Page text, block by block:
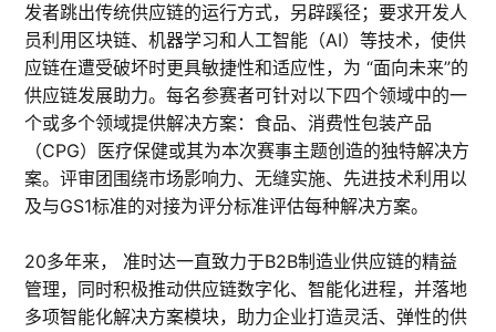
发者跳出传统供应链的运行方式，另辟蹊径；要求开发人
员利用区块链、机器学习和人工智能（AI）等技术，使供
应链在遭受破坏时更具敏捷性和适应性，为 “面向未来”的
供应链发展助力。每名参赛者可针对以下四个领域中的一
个或多个领域提供解决方案：食品、消费性包装产品
（CPG）医疗保健或其为本次赛事主题创造的独特解决方
案。评审团围绕市场影响力、无缝实施、先进技术利用以
及与GS1标准的对接为评分标准评估每种解决方案。
20多年来， 准时达一直致力于B2B制造业供应链的精益
管理，同时积极推动供应链数字化、智能化进程，并落地
多项智能化解决方案模块，助力企业打造灵活、弹性的供